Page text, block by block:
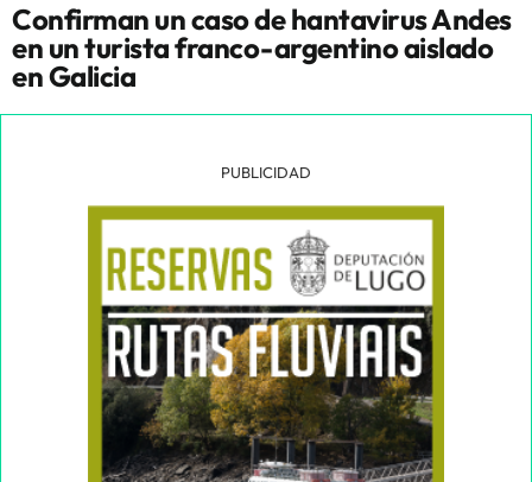
Confirman un caso de hantavirus Andes
en un turista franco-argentino aislado
en Galicia
PUBLICIDAD